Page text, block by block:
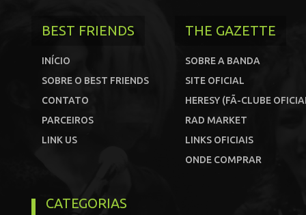
BEST FRIENDS
INÍCIO
SOBRE O BEST FRIENDS
CONTATO
PARCEIROS
LINK US
THE GAZETTE
SOBRE A BANDA
SITE OFICIAL
HERESY (FÃ-CLUBE
RAD MARKET
LINKS OFICIAIS
ONDE COMPRAR
CATEGORIAS